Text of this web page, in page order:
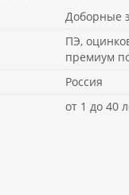
Доборные
ПЭ,
премиум
Россия
от 1 до 40